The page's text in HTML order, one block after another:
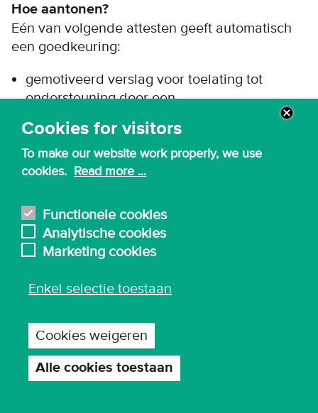
Cookies for visitors
To make our website work properly, we use
cookies. Read more ...
Functionele cookies
Analytische cookies
Marketing cookies
Enkel selectie toestaan
Cookies weigeren
Alle cookies toestaan
Hoe aantonen?
Eén van volgende attesten geeft automatisch
een goedkeuring:
gemotiveerd verslag voor toelating tot
ondersteuning door een
psychiater, neuroloog
Heb je geen attest of heb je vragen rond
attestering, mail dan naar
Vermeld hierbij je opleiding.
Visuele functiebeperking